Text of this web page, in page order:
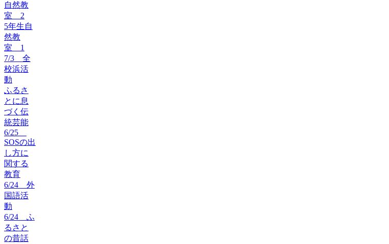
自然教
室 2
5年生自
然教
室 1
7/3 全
校浜活
動
ふるさ
とに息
づく伝
統芸能
6/25
SOSの出
し方に
関する
教育
6/24 外
国語活
動
6/24 ふ
るさと
の昔話